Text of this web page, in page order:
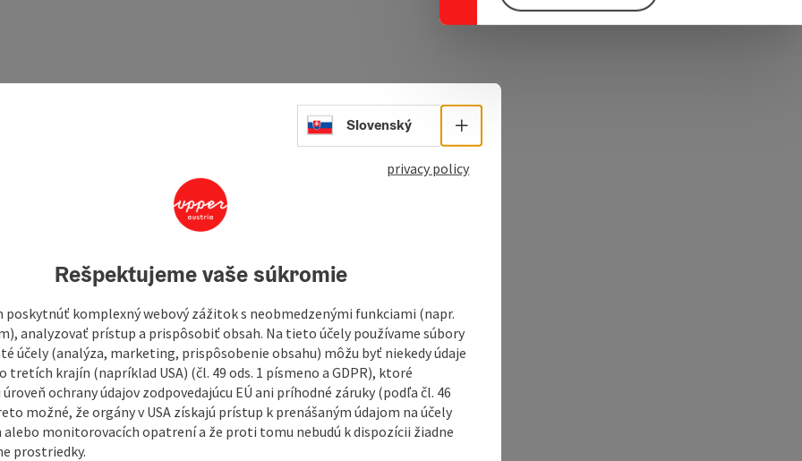
open in Google Maps
Open in Apple Maps
the municipality of Lengau in the district of Braunau am
and was created as a near-natural flood retention
and Friedburg.
and serves as an important habitat for numerous
for nature-related leisure activities such as hiking and
...
Select language - Open menu
Slovenský
privacy policy
Rešpektujeme vaše súkromie
poskytnúť komplexný webový zážitok s neobmedzenými funkciami (napr.
analyzovať prístup a prispôsobiť obsah. Na tieto účely používame súbory
účely (analýza, marketing, prispôsobenie obsahu) môžu byť niekedy údaje
tretích krajín (napríklad USA) (čl. 49 ods. 1 písmeno a GDPR), ktoré
ochrany údajov zodpovedajúcu EÚ ani príhodné záruky (podľa čl. 46
možné, že orgány v USA získajú prístup k prenášaným údajom na účely
monitorovacích opatrení a že proti tomu nebudú k dispozícii žiadne
prostriedky.